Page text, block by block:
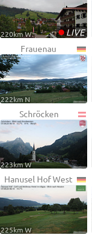
•LIVE
220km W
Frauenau
222km N
Schröcken
223km W
Hanusel Hof West
225km W